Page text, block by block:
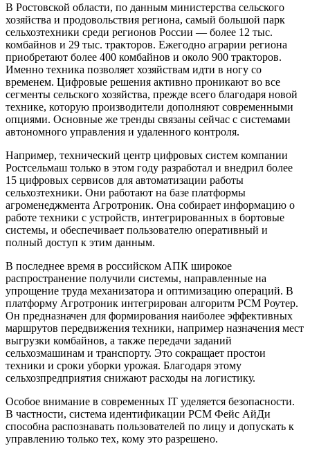
В Ростовской области, по данным министерства сельского
хозяйства и продовольствия региона, самый большой парк
сельхозтехники среди регионов России — более 12 тыс.
комбайнов и 29 тыс. тракторов. Ежегодно аграрии региона
приобретают более 400 комбайнов и около 900 тракторов.
Именно техника позволяет хозяйствам идти в ногу со
временем. Цифровые решения активно проникают во все
сегменты сельского хозяйства, прежде всего благодаря новой
технике, которую производители дополняют современными
опциями. Основные же тренды связаны сейчас с системами
автономного управления и удаленного контроля.
Например, технический центр цифровых систем компании
Ростсельмаш только в этом году разработал и внедрил более
15 цифровых сервисов для автоматизации работы
сельхозтехники. Они работают на базе платформы
агроменеджмента Агротроник. Она собирает информацию о
работе техники с устройств, интегрированных в бортовые
системы, и обеспечивает пользователю оперативный и
полный доступ к этим данным.
В последнее время в российском АПК широкое
распространение получили системы, направленные на
упрощение труда механизатора и оптимизацию операций. В
платформу Агротроник интегрирован алгоритм РСМ Роутер.
Он предназначен для формирования наиболее эффективных
маршрутов передвижения техники, например назначения мест
выгрузки комбайнов, а также передачи заданий
сельхозмашинам и транспорту. Это сокращает простои
техники и сроки уборки урожая. Благодаря этому
сельхозпредприятия снижают расходы на логистику.
Особое внимание в современных IT уделяется безопасности.
В частности, система идентификации РСМ Фейс АйДи
способна распознавать пользователей по лицу и допускать к
управлению только тех, кому это разрешено.